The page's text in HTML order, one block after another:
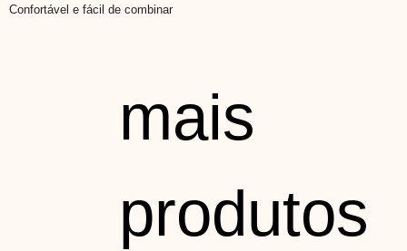
Confortável e fácil de combinar
mais
produtos